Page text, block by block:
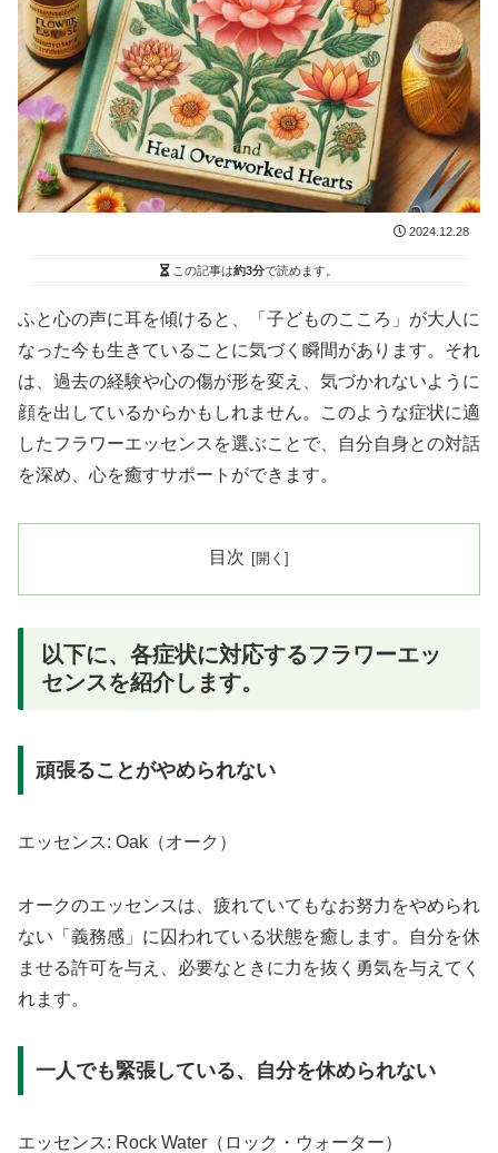
2024.12.28
この記事は約3分で読めます。
ふと心の声に耳を傾けると、「子どものこころ」が大人に
なった今も生きていることに気づく瞬間があります。それ
は、過去の経験や心の傷が形を変え、気づかれないように
顔を出しているからかもしれません。このような症状に適
したフラワーエッセンスを選ぶことで、自分自身との対話
を深め、心を癒すサポートができます。
目次
以下に、各症状に対応するフラワーエッ
センスを紹介します。
頑張ることがやめられない
エッセンス: Oak（オーク）
オークのエッセンスは、疲れていてもなお努力をやめられ
ない「義務感」に囚われている状態を癒します。自分を休
ませる許可を与え、必要なときに力を抜く勇気を与えてく
れます。
一人でも緊張している、自分を休められない
エッセンス: Rock Water（ロック・ウォーター）